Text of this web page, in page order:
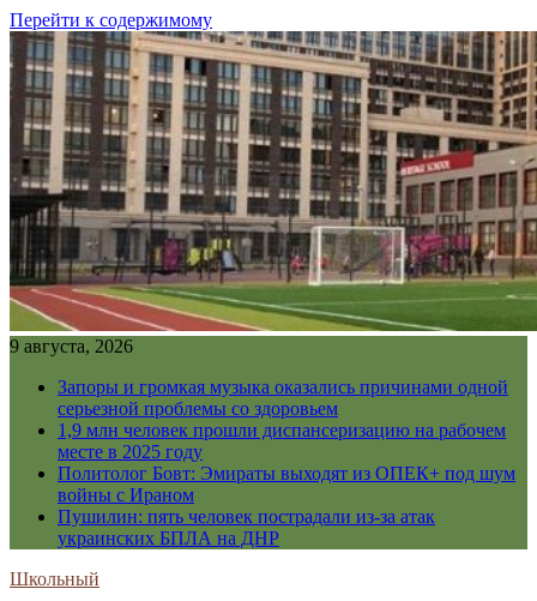
Перейти к содержимому
9 августа, 2026
Запоры и громкая музыка оказались причинами одной
серьезной проблемы со здоровьем
1,9 млн человек прошли диспансеризацию на рабочем
месте в 2025 году
Политолог Бовт: Эмираты выходят из ОПЕК+ под шум
войны с Ираном
Пушилин: пять человек пострадали из-за атак
украинских БПЛА на ДНР
Школьный